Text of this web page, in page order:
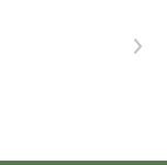
Nächster Artikel